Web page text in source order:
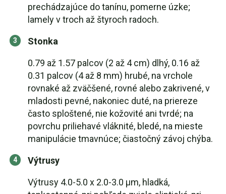
prechádzajúce do tanínu, pomerne úzke;
lamely v troch až štyroch radoch.
Stonka
0.79 až 1.57 palcov (2 až 4 cm) dlhý, 0.16 až
0.31 palcov (4 až 8 mm) hrubé, na vrchole
rovnaké až zväčšené, rovné alebo zakrivené, v
mladosti pevné, nakoniec duté, na priereze
často sploštené, nie kožovité ani tvrdé; na
povrchu priliehavé vláknité, bledé, na mieste
manipulácie tmavnúce; čiastočný závoj chýba.
Výtrusy
Výtrusy 4.0-5.0 x 2.0-3.0 µm, hladká,